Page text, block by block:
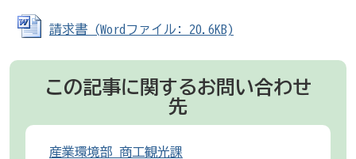
請求書 (Wordファイル: 20.6KB)
この記事に関するお問い合わせ
先
産業環境部 商工観光課